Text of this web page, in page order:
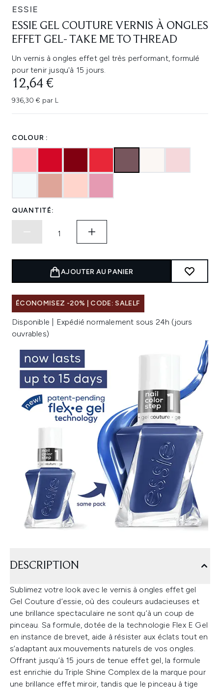
ESSIE
ESSIE GEL COUTURE VERNIS À ONGLES
EFFET GEL- TAKE ME TO THREAD
Un vernis à ongles effet gel très performant, formulé
pour tenir jusqu'à 15 jours.
12,64 €
936,30 € par L
COLOUR :
QUANTITÉ:
AJOUTER AU PANIER
ÉCONOMISEZ -20% | CODE: SALELF
Disponible | Expédié normalement sous 24h (jours
ouvrables)
DESCRIPTION
Sublimez votre look avec le vernis à ongles effet gel
Gel Couture d’essie, où des couleurs audacieuses et
une brillance spectaculaire ne sont qu’à un coup de
pinceau. Sa formule, dotée de la technologie Flex E Gel
en instance de brevet, aide à résister aux éclats tout en
s’adaptant aux mouvements naturels de vos ongles.
Offrant jusqu’à 15 jours de tenue effet gel, la formule
est enrichie du Triple Shine Complex de la marque pour
une brillance effet miroir, tandis que le pinceau à tige